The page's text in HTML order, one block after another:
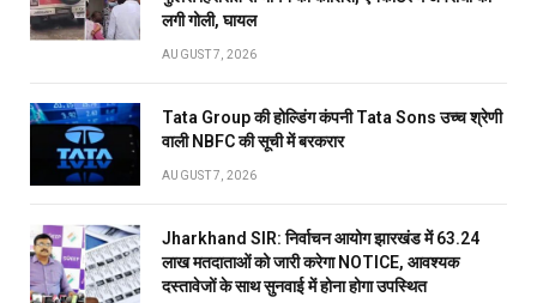
लगी गोली, घायल
AUGUST 7, 2026
Tata Group की होल्डिंग कंपनी Tata Sons उच्च श्रेणी
वाली NBFC की सूची में बरकरार
AUGUST 7, 2026
Jharkhand SIR: निर्वाचन आयोग झारखंड में 63.24
लाख मतदाताओं को जारी करेगा NOTICE, आवश्यक
दस्तावेजों के साथ सुनवाई में होना होगा उपस्थित